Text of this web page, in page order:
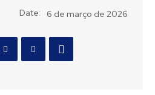
Date: 6 de março de 2026